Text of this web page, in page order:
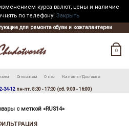
курса валют, цены и наличие
по телефону! Закрыть
для ремонта обуви и кожгалантереи
0
Оптовикам О нас Контакты/Доставка
34-12 пн-пт. 8:30 - 17:30 (сб. 9:00 - 16:00)
с меткой «RUS14»